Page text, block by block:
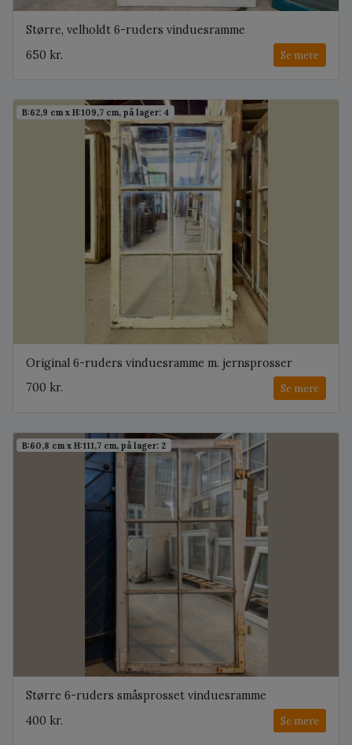
Større, velholdt 6-ruders vinduesramme
650 kr.
Se mere
B:62,9 cm x H:109,7 cm, på lager: 4
Original 6-ruders vinduesramme m. jernsprosser
700 kr.
Se mere
B:60,8 cm x H:111,7 cm, på lager: 2
Større 6-ruders småsprosset vinduesramme
400 kr.
Se mere